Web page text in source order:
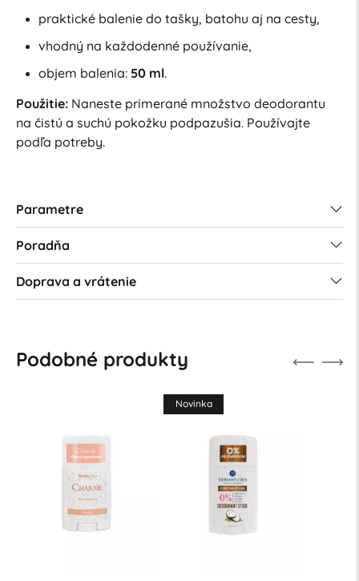
praktické balenie do tašky, batohu aj na cesty,
vhodný na každodenné používanie,
objem balenia: 50 ml.
Použitie:Naneste primerané množstvo deodorantu
na čistú a suchú pokožku podpazušia. Používajte
podľa potreby.
Parametre
Poradňa
Doprava a vrátenie
Podobné produkty